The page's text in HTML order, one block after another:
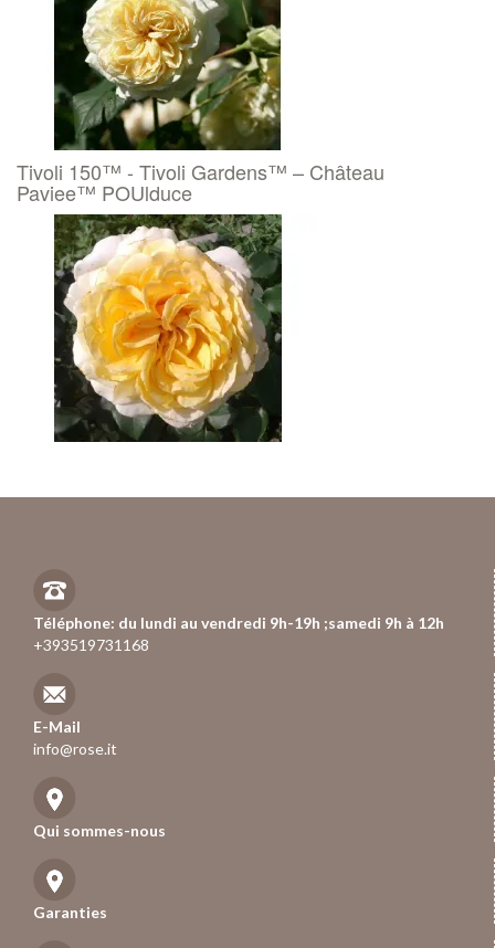
Tivoli 150™ - Tivoli Gardens™ – Château
Paviee™ POUlduce
Téléphone: du lundi au vendredi 9h-19h ;samedi 9h à 12h
+393519731168
E-Mail
info@rose.it
Qui sommes-nous
Garanties